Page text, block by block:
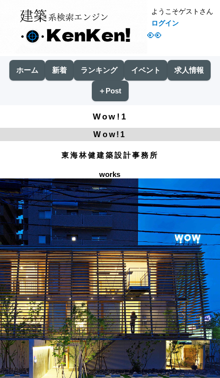
👀
ようこそゲストさん
ログイン
ホーム 新着 ランキング イベント 求人情報
＋Post
Wow!1
Wow!1
東海林健建築設計事務所
works